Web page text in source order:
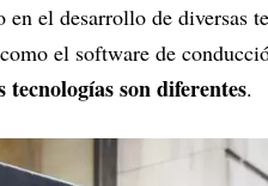
en el desarrollo de diversas
el software de
tecnologías son diferentes.